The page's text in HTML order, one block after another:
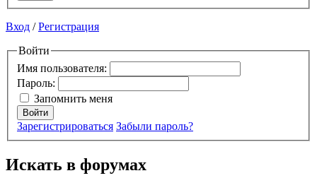
Вход /Регистрация
Войти
Имя пользователя:
Пароль:
Запомнить меня
Войти
Зарегистрироваться Забыли пароль?
Искать в форумах